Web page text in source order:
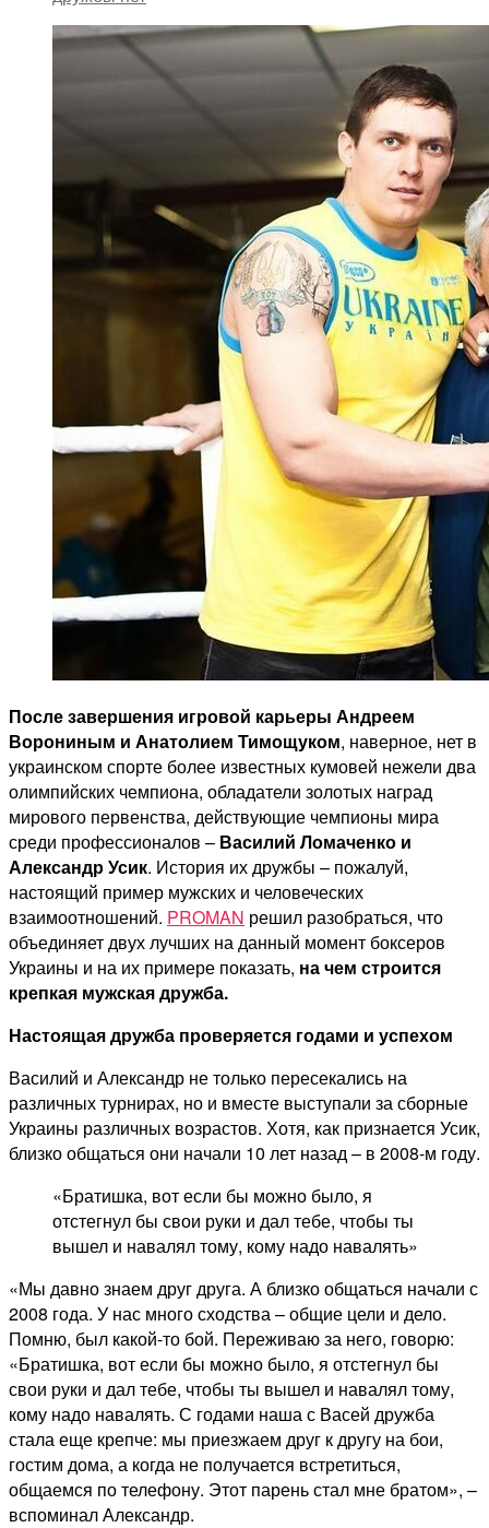
После завершения игровой карьеры Андреем
Ворониным и Анатолием Тимощуком, наверное, нет в
украинском спорте более известных кумовей нежели два
олимпийских чемпиона, обладатели золотых наград
мирового первенства, действующие чемпионы мира
среди профессионалов – Василий Ломаченко и
Александр Усик. История их дружбы – пожалуй,
настоящий пример мужских и человеческих
взаимоотношений. PROMAN решил разобраться, что
объединяет двух лучших на данный момент боксеров
Украины и на их примере показать, на чем строится
крепкая мужская дружба.
Настоящая дружба проверяется годами и успехом
Василий и Александр не только пересекались на
различных турнирах, но и вместе выступали за сборные
Украины различных возрастов. Хотя, как признается Усик,
близко общаться они начали 10 лет назад – в 2008-м году.
«Братишка, вот если бы можно было, я
отстегнул бы свои руки и дал тебе, чтобы ты
вышел и навалял тому, кому надо навалять»
«Мы давно знаем друг друга. А близко общаться начали с
2008 года. У нас много сходства – общие цели и дело.
Помню, был какой-то бой. Переживаю за него, говорю:
«Братишка, вот если бы можно было, я отстегнул бы
свои руки и дал тебе, чтобы ты вышел и навалял тому,
кому надо навалять. С годами наша с Васей дружба
стала еще крепче: мы приезжаем друг к другу на бои,
гостим дома, а когда не получается встретиться,
общаемся по телефону. Этот парень стал мне братом», –
вспоминал Александр.